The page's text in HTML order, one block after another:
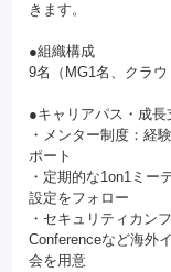
きます。
●組織構成
9名（MG1名、クラウ
●キャリアパス・成長
・メンター制度：経
ポート
・定期的な1on1ミー
設定をフォロー
・セキュリティカン
Conferenceなど海外
会を用意